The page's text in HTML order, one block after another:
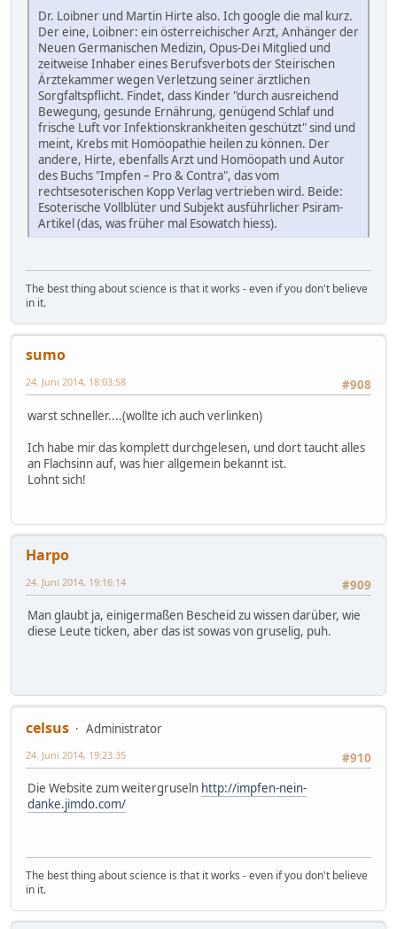
Dr. Loibner und Martin Hirte also. Ich google die mal kurz.
Der eine, Loibner: ein österreichischer Arzt, Anhänger der
Neuen Germanischen Medizin, Opus-Dei Mitglied und
zeitweise Inhaber eines Berufsverbots der Steirischen
Ärztekammer wegen Verletzung seiner ärztlichen
Sorgfaltspflicht. Findet, dass Kinder "durch ausreichend
Bewegung, gesunde Ernährung, genügend Schlaf und
frische Luft vor Infektionskrankheiten geschützt" sind und
meint, Krebs mit Homöopathie heilen zu können. Der
andere, Hirte, ebenfalls Arzt und Homöopath und Autor
des Buchs "Impfen – Pro & Contra", das vom
rechtsesoterischen Kopp Verlag vertrieben wird. Beide:
Esoterische Vollblüter und Subjekt ausführlicher Psiram-
Artikel (das, was früher mal Esowatch hiess).
The best thing about science is that it works - even if you don't believe
in it.
sumo
#908
24. Juni 2014, 18:03:58
warst schneller....(wollte ich auch verlinken)
Ich habe mir das komplett durchgelesen, und dort taucht alles
an Flachsinn auf, was hier allgemein bekannt ist.
Lohnt sich!
Harpo
#909
24. Juni 2014, 19:16:14
Man glaubt ja, einigermaßen Bescheid zu wissen darüber, wie
diese Leute ticken, aber das ist sowas von gruselig, puh.
celsus
Administrator
#910
24. Juni 2014, 19:23:35
Die Website zum weitergruseln http://impfen-nein-
danke.jimdo.com/
The best thing about science is that it works - even if you don't believe
in it.